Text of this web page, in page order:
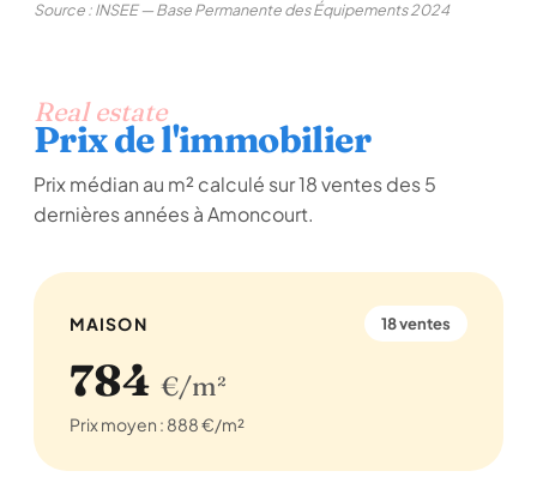
Source : INSEE — Base Permanente des Équipements 2024
Real estate
Prix de l'immobilier
Prix médian au m² calculé sur 18 ventes des 5
dernières années à Amoncourt.
MAISON 18 ventes
784 €/m²
Prix moyen : 888 €/m²